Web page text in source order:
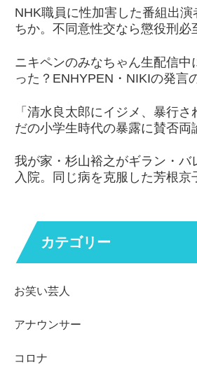
NHK職員に性加害した番組出
ちか。不同意性交なら懲役刑必
ニキペンのみなちゃん生配信中
った？ENHYPEN・NIKIの発言
「清水良太郎にイジメ、暴行
だの小学生時代の暴露に賛否両
我が家・杉山裕之がギラン・バ
入院。同じ病を克服した芳根京
カテゴリー
お笑い芸人
アナウンサー
コロナ